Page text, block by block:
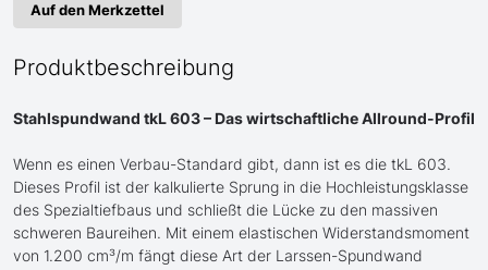
Auf den Merkzettel
Produktbeschreibung
Stahlspundwand tkL 603 – Das wirtschaftliche Allround-Profil
Wenn es einen Verbau-Standard gibt, dann ist es die tkL 603.
Dieses Profil ist der kalkulierte Sprung in die Hochleistungsklasse
des Spezialtiefbaus und schließt die Lücke zu den massiven
schweren Baureihen. Mit einem elastischen Widerstandsmoment
von 1.200 cm³/m fängt diese Art der Larssen-Spundwand